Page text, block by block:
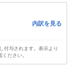
内訳を見る
付与されます。表示より
ださい。